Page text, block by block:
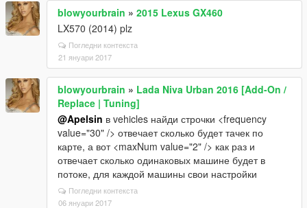
blowyourbrain » 2015 Lexus GX460
LX570 (2014) plz
Погледни контекста
21 януари 2017
blowyourbrain » Lada Niva Urban 2016 [Add-On /
Replace | Tuning]
@Apelsin в vehicles найди строчки <frequency
value="30" /> отвечает сколько будет тачек по
карте, а вот <maxNum value="2" /> как раз и
отвечает сколько одинаковых машине будет в
потоке, для каждой машины свои настройки
Погледни контекста
06 януари 2017